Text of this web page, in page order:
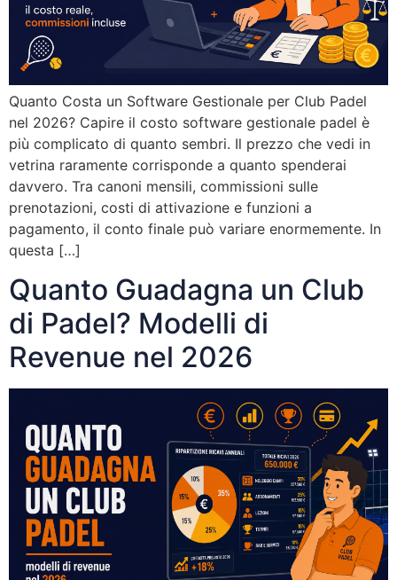
Quanto Costa un Software Gestionale per Club Padel
nel 2026? Capire il costo software gestionale padel è
più complicato di quanto sembri. Il prezzo che vedi in
vetrina raramente corrisponde a quanto spenderai
davvero. Tra canoni mensili, commissioni sulle
prenotazioni, costi di attivazione e funzioni a
pagamento, il conto finale può variare enormemente. In
questa […]
Quanto Guadagna un Club
di Padel? Modelli di
Revenue nel 2026